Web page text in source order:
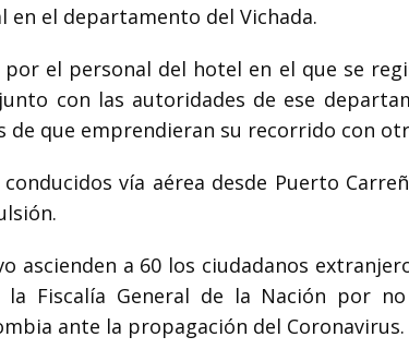
en el departamento del Vichada.
el personal del hotel en el que se
con las autoridades de ese
de que emprendieran su recorrido con
vía aérea desde Puerto
ascienden a 60 los ciudadanos
la Fiscalía General de la Nación por
ante la propagación del Coronavirus.